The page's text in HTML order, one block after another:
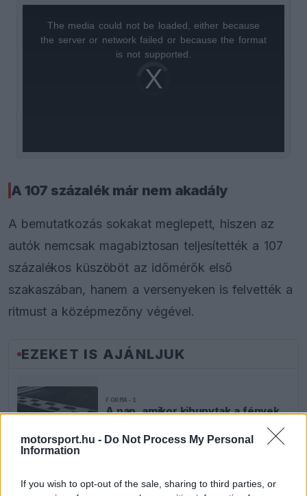
motorsport.hu - Do Not Process My Personal
Information
If you wish to opt-out of the sale, sharing to third parties, or
Video
Player
loading.
The media could not be loaded, either because
the server or network failed or because the format
is not supported.
A 107 százalék már nem akadály
A bemutatkozás sokakat meglepett, hiszen az
autók nemcsak magabiztosan teljesítették a 107
százalékos küszöböt az időmérők első
szakaszában, hanem a versenyeken is felvették a
ritmust a középmezőny végével.
EZEKET IS AJÁNLJUK
FORMA-1
A nap, amikor kihunytak a fények
FORMA-1